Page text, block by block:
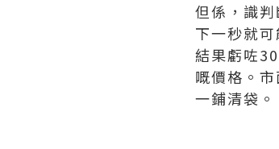
但係，識
下一秒就
結果虧咗
嘅價格。
一鋪清袋。